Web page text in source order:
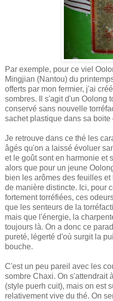
Par exemple, pour ce viel
Mingjian (Nantou) du
offerts par mon fermier, j'ai
sombres. Il s'agit d'un Oolong
conservé sans nouvelle
sachet plastique dans sa boite
Je retrouve dans ce thé les
âgés qu'on a laissé évoluer
et le goût sont en harmonie et
alors que pour un jeune
bien les arômes des feuilles
de manière distincte. Ici, pour
fortement torréfiées, ces
que les senteurs de la
mais que l'énergie, la
toujours là. On a donc ce
pureté, légerté d'où surgit la
bouche.
C'est un peu pareil avec les
sombre Chaxi. On s'attendrait
(style puerh cuit), mais on est
relativement vive du thé. On